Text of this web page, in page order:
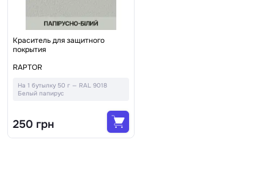
Краситель для защитного
покрытия
RAPTOR
На 1 бутылку 50 г — RAL 9018
Белый папирус
250 грн